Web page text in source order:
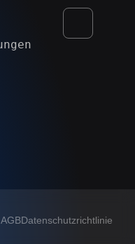
AGBDatenschutzrichtlinie